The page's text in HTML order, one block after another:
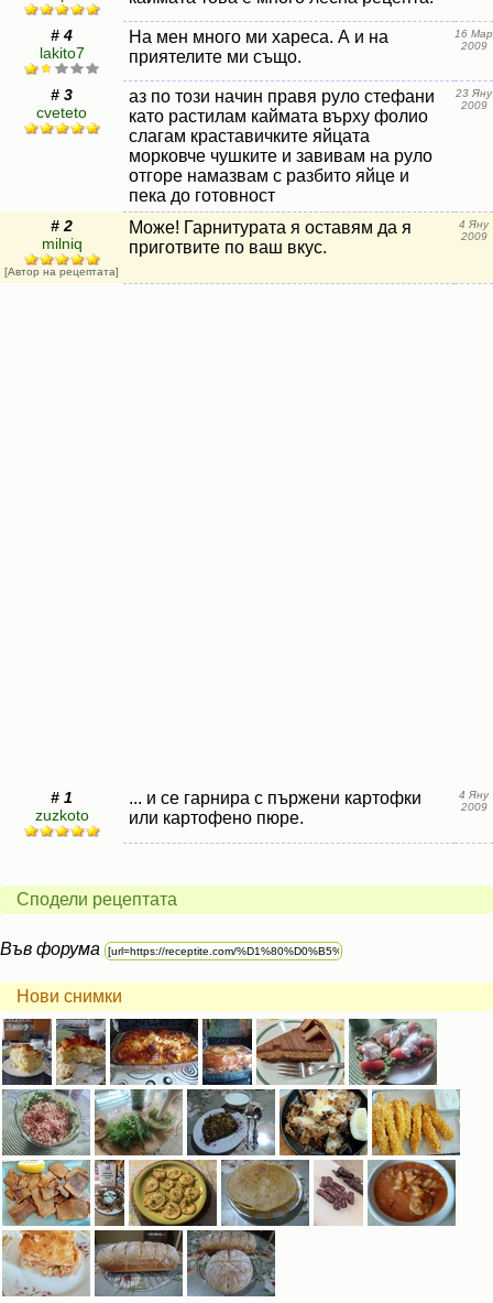
# 4
lakito7
На мен много ми хареса. А и на
приятелите ми също.
16 Мар
2009
# 3
cveteto
аз по този начин правя руло стефани
като растилам каймата върху фолио
слагам краставичките яйцата
морковче чушките и завивам на руло
отгоре намазвам с разбито яйце и
пека до готовност
23 Яну
2009
# 2
milniq
[Автор на рецептата]
Може! Гарнитурата я оставям да я
приготвите по ваш вкус.
4 Яну
2009
# 1
zuzkoto
... и се гарнира с пържени картофки
или картофено пюре.
4 Яну
2009
Сподели рецептата
Във форума
Нови снимки